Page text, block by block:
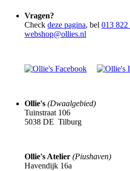
Vragen?
Check deze pagina, bel 013 822
webshop@ollies.nl
Ollie's (Dwaalgebied)
Tuinstraat 106
5038 DE Tilburg
Ollie's Atelier (Piushaven)
Havendijk 16a